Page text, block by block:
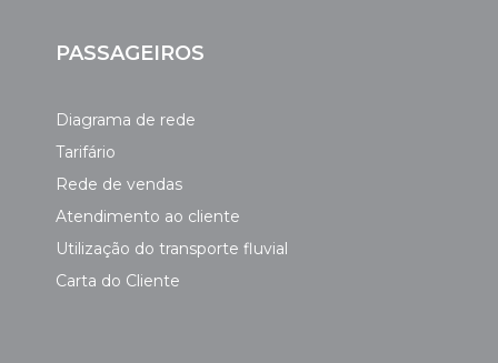
PASSAGEIROS
Diagrama de rede
Tarifário
Rede de vendas
Atendimento ao cliente
Utilização do transporte fluvial
Carta do Cliente